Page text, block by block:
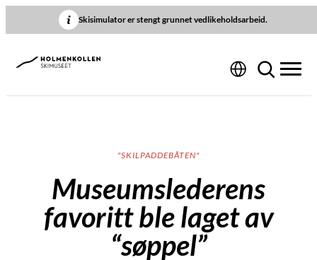
til
Skisimulator er stengt grunnet vedlikeholdsarbeid.
"SKILPADDEBÅTEN"
Museumslederens
favoritt ble laget av
“søppel”